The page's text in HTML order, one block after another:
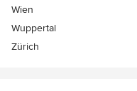
Wien
Wuppertal
Zürich